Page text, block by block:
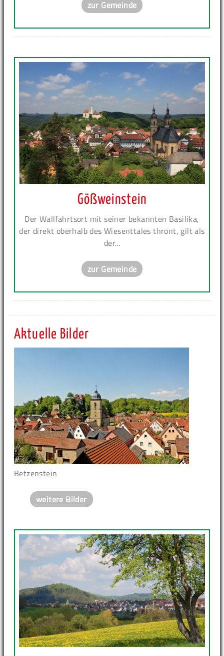
zur Gemeinde
Gößweinstein
Der Wallfahrtsort mit seiner bekannten Basilika,
der direkt oberhalb des Wiesenttales thront, gilt als
der...
zur Gemeinde
Aktuelle Bilder
Betzenstein
weitere Bilder